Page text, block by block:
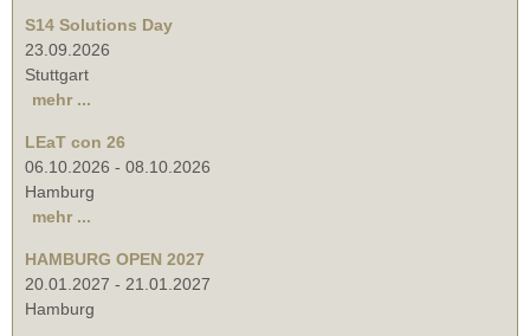
S14 Solutions Day
23.09.2026
Stuttgart
mehr ...
LEaT con 26
06.10.2026 - 08.10.2026
Hamburg
mehr ...
HAMBURG OPEN 2027
20.01.2027 - 21.01.2027
Hamburg